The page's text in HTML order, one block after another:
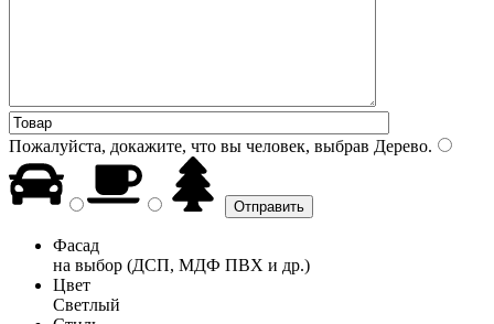
Пожалуйста, докажите, что вы человек, выбрав Дерево.
Фасад
на выбор (ДСП, МДФ ПВХ и др.)
Цвет
Светлый